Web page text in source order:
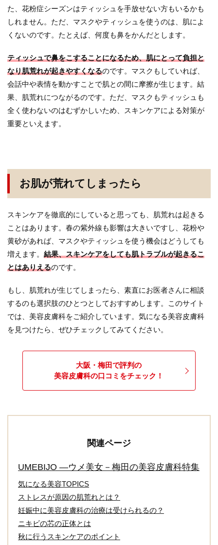
た、花粉症シーズンはティッシュを手放せない方もいるかも
しれません。ただ、マスクやティッシュを使うのは、肌によ
くないのです。たとえば、何度も鼻をかんだとします。
ティッシュで鼻をこすることになるため、肌にとって負担と
なり肌荒れが起きやすくなるのです。マスクもしていれば、
会話中や表情を動かすことで肌との間に摩擦が生じます。結
果、肌荒れにつながるのです。ただ、マスクもティッシュも
全く使わないのはむずかしいため、スキンケアによる対策が
重要といえます。
お肌が荒れてしまったら
スキンケアを徹底的にしていると思っても、肌荒れは起きる
ことはあります。春の紫外線も影響は大きいですし、花粉や
黄砂があれば、マスクやティッシュを使う機会はどうしても
増えます。 結果、スキンケアをしても肌トラブルが起きるこ
とはありえるのです。
もし、肌荒れが生じてしまったら、素直にお医者さんに相談
するのも選択肢のひとつとしておすすめします。このサイト
では、美容皮膚科をご紹介しています。気になる美容皮膚科
を見つけたら、ぜひチェックしてみてください。
大阪・梅田で評判の
美容皮膚科の口コミをチェック！
関連ページ
UMEBIJO ―ウメ美女－梅田の美容皮膚科特集
気になる美容TOPICS
ストレスが原因の肌荒れとは？
妊娠中に美容皮膚科の治療は受けられるの？
ニキビの芯の正体とは
秋に行うスキンケアのポイント